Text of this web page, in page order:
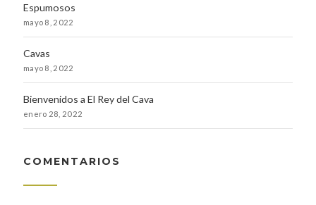
Espumosos
mayo 8, 2022
Cavas
mayo 8, 2022
Bienvenidos a El Rey del Cava
enero 28, 2022
COMENTARIOS